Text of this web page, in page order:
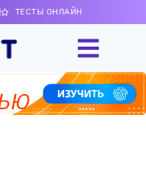
ТЕСТЫ ОНЛАЙН